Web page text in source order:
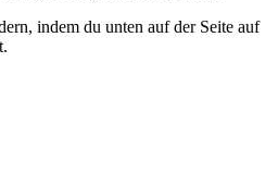
indem du unten auf der Seite auf